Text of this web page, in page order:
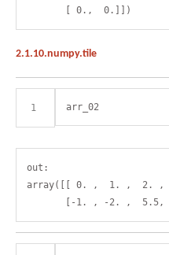
2.1.10.numpy.tile
1 arr_02
out:
array([[ 0. ,  1. ,  2. ,